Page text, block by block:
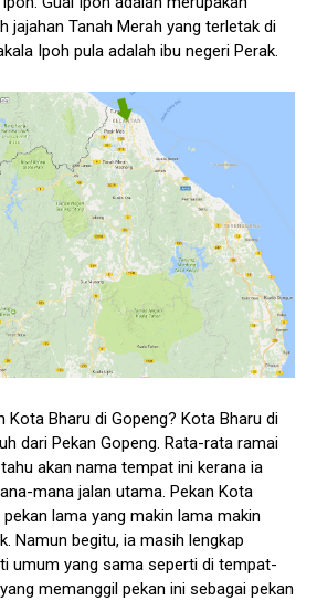
jajahan Tanah Merah yang terletak di
Ipoh pula adalah ibu negeri Perak.
Kota Bharu di Gopeng? Kota Bharu di
dari Pekan Gopeng. Rata-rata ramai
akan nama tempat ini kerana ia
mana jalan utama. Pekan Kota
lama yang makin lama makin
Namun begitu, ia masih lengkap
umum yang sama seperti di tempat-
memanggil pekan ini sebagai pekan